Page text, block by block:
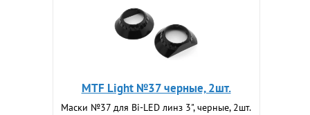
MTF Light №37 черные, 2шт.
Маски №37 для Bi-LED линз 3", черные, 2шт.